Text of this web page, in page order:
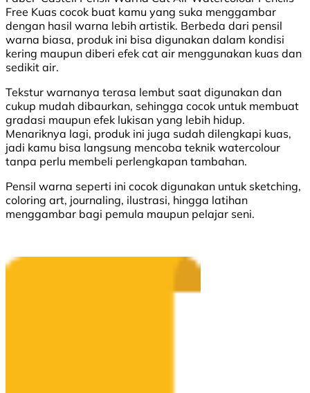
Free Kuas cocok buat kamu yang suka menggambar
dengan hasil warna lebih artistik. Berbeda dari pensil
warna biasa, produk ini bisa digunakan dalam kondisi
kering maupun diberi efek cat air menggunakan kuas dan
sedikit air.
Tekstur warnanya terasa lembut saat digunakan dan
cukup mudah dibaurkan, sehingga cocok untuk membuat
gradasi maupun efek lukisan yang lebih hidup.
Menariknya lagi, produk ini juga sudah dilengkapi kuas,
jadi kamu bisa langsung mencoba teknik watercolour
tanpa perlu membeli perlengkapan tambahan.
Pensil warna seperti ini cocok digunakan untuk sketching,
coloring art, journaling, ilustrasi, hingga latihan
menggambar bagi pemula maupun pelajar seni.